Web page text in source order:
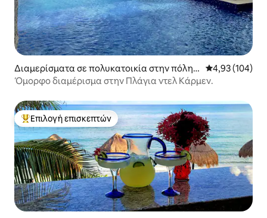
Διαμερίσματα σε πολυκατοικία στην πόλη
Πλάγια Ντελ Κάρμεν
Μέση
4,93 (104)
Όμορφο διαμέρισμα στην Πλάγια ντελ Κάρμεν.
Κορυφαία επιλογή επισκεπτών
Επιλογή επισκεπτών